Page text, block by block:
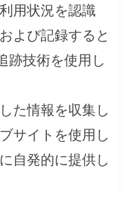
用状況を認識
よび記録すると
跡技術を使用し
た情報を収集し
サイトを使用し
自発的に提供し